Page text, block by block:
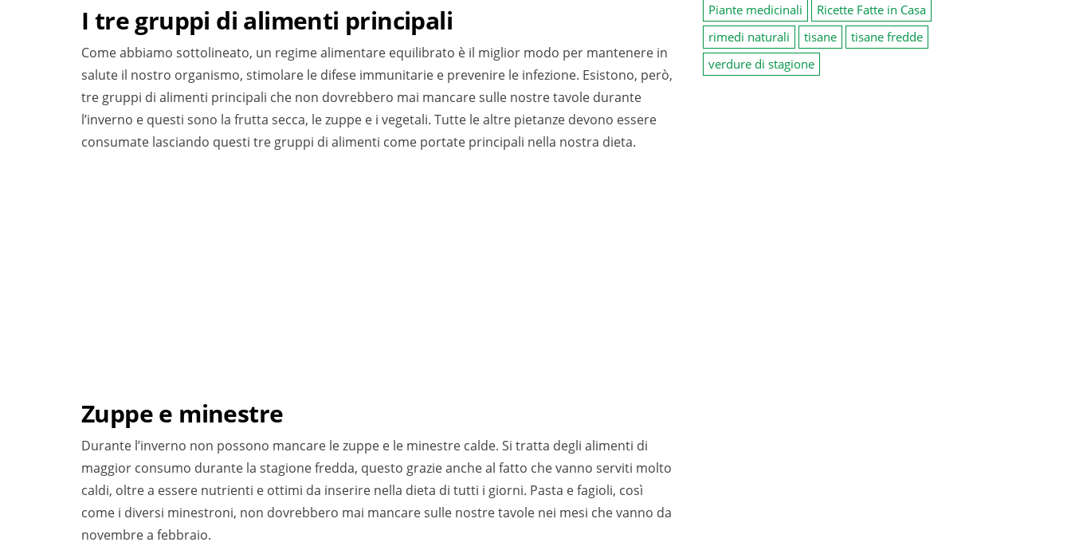
I tre gruppi di alimenti principali
Come abbiamo sottolineato, un regime alimentare equilibrato è il miglior modo per mantenere in
salute il nostro organismo, stimolare le difese immunitarie e prevenire le infezione. Esistono, però,
tre gruppi di alimenti principali che non dovrebbero mai mancare sulle nostre tavole durante
l’inverno e questi sono la frutta secca, le zuppe e i vegetali. Tutte le altre pietanze devono essere
consumate lasciando questi tre gruppi di alimenti come portate principali nella nostra dieta.
Zuppe e minestre
Durante l’inverno non possono mancare le zuppe e le minestre calde. Si tratta degli alimenti di
maggior consumo durante la stagione fredda, questo grazie anche al fatto che vanno serviti molto
caldi, oltre a essere nutrienti e ottimi da inserire nella dieta di tutti i giorni. Pasta e fagioli, così
come i diversi minestroni, non dovrebbero mai mancare sulle nostre tavole nei mesi che vanno da
novembre a febbraio.
Piante medicinali
Ricette Fatte in Casa
rimedi naturali
tisane
tisane fredde
verdure di stagione